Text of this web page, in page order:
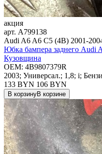
акция
арт. A799138
Audi A6 A6 C5 (4B) 2001-
Юбка бампера заднего Audi
Кузовщина
OEM: 4B9807379R
2003; Универсал.; 1,8; i;
133 BYN 106 BYN
В корзинуВ корзине